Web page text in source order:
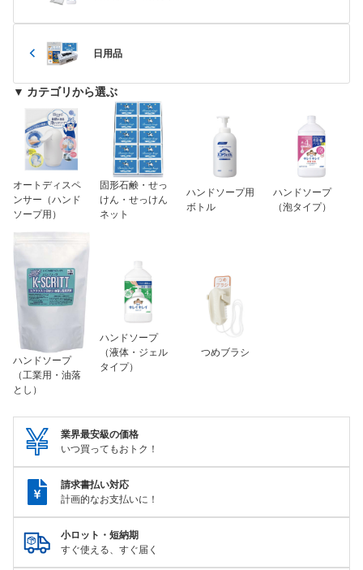
日用品
▼ カテゴリから選ぶ
オートディスペ
ンサー（ハンド
ソープ用）
固形石鹸・せっ
けん・せっけん
ネット
ハンドソープ用
ボトル
ハンドソープ
（泡タイプ）
ハンドソープ
（工業用・油落
とし）
ハンドソープ
（液体・ジェル
タイプ）
つめブラシ
業界最安級の価格
いつ買ってもおトク！
請求書払い対応
計画的なお支払いに！
小ロット・短納期
すぐ使える、すぐ届く